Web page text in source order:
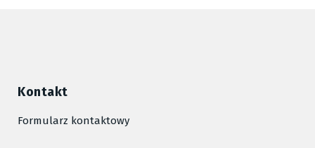
Kontakt
Formularz kontaktowy